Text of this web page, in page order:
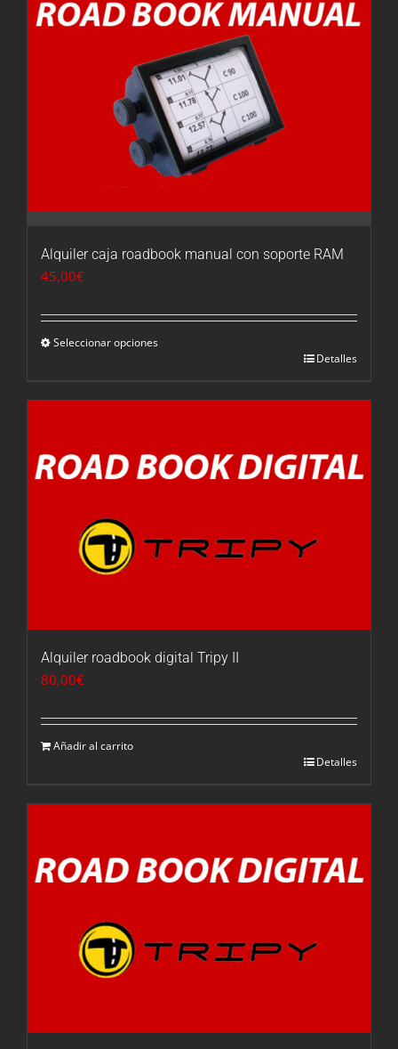
Alquiler caja roadbook manual con soporte RAM
45,00€
Seleccionar opciones
Detalles
Alquiler roadbook digital Tripy II
80,00€
Añadir al carrito
Detalles